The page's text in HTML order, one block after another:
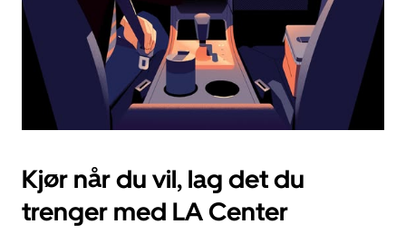
Kjør når du vil, lag det du
trenger med LA Center